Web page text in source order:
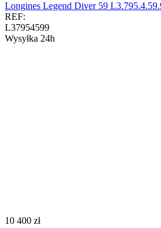
Longines Legend Diver 59
REF:
L37954599
Wysyłka 24h
‍10 400‍ zł